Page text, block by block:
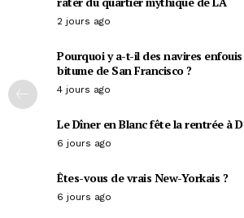
2 jours ago
Pourquoi y a-t-il des navires enfouis
bitume de San Francisco ?
4 jours ago
Le Dîner en Blanc fête la rentrée à
6 jours ago
Êtes-vous de vrais New-Yorkais ?
6 jours ago